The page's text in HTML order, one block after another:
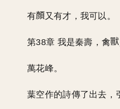
有 又有才，我可以。
第38章 我是秦壽，禽
萬花峰。
葉空作的詩傳了出去，